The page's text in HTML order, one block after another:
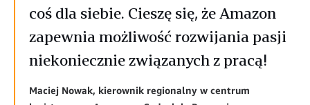
coś dla siebie. Cieszę się, że Amazon
zapewnia możliwość rozwijania pasji
niekoniecznie związanych z pracą!
Maciej Nowak, kierownik regionalny w centrum